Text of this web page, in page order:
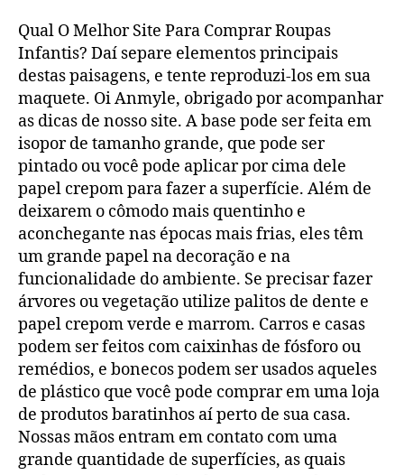
Qual O Melhor Site Para Comprar Roupas
Infantis? Daí separe elementos principais
destas paisagens, e tente reproduzi-los em sua
maquete. Oi Anmyle, obrigado por acompanhar
as dicas de nosso site. A base pode ser feita em
isopor de tamanho grande, que pode ser
pintado ou você pode aplicar por cima dele
papel crepom para fazer a superfície. Além de
deixarem o cômodo mais quentinho e
aconchegante nas épocas mais frias, eles têm
um grande papel na decoração e na
funcionalidade do ambiente. Se precisar fazer
árvores ou vegetação utilize palitos de dente e
papel crepom verde e marrom. Carros e casas
podem ser feitos com caixinhas de fósforo ou
remédios, e bonecos podem ser usados aqueles
de plástico que você pode comprar em uma loja
de produtos baratinhos aí perto de sua casa.
Nossas mãos entram em contato com uma
grande quantidade de superfícies, as quais